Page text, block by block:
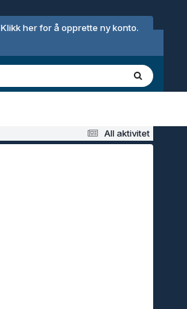
Klikk her for å opprette ny konto.
All aktivitet